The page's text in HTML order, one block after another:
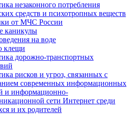
незаконного потребления
средств и психотропных веществ
от МЧС России
каникулы
на воде
клещи
дорожно-транспортных
рисков и угроз, связанных с
современных информационных
и информационно-
сети Интернет среди
и их родителей